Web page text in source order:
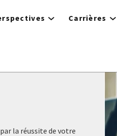
Carrières
la réussite de votre